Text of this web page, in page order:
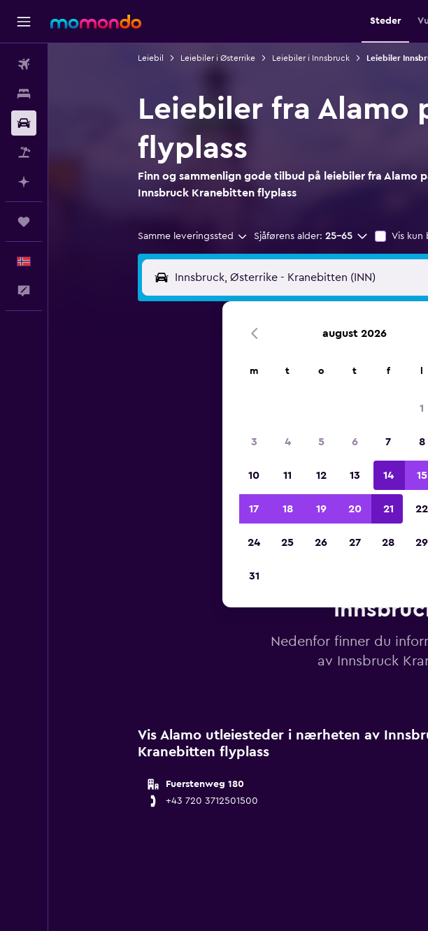
Steder
Leiebil Leiebiler i Østerrike Leiebiler i Innsbruck Leiebiler
Leiebiler fra Alamo
flyplass
Finn og sammenlign gode tilbud på leiebiler fra Alamo
Innsbruck Kranebitten flyplass
Samme leveringssted Sjåførens alder: 25–65 Vis kun
Nedenfor finner du
av Innsbruck
Vis Alamo utleiesteder i nærheten av
Kranebitten flyplass
Fuerstenweg 180
+43 720 3712501500
august 2026
m t o t f
1
3 4 5 6 7 8
10 11 12 13 14 15
17 18 19 20 21 22
24 25 26 27 28 29
31